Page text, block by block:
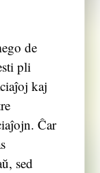
de
pli
kaj
Ĉar
sed